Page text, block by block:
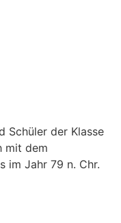
Schüler der Klasse
mit dem
im Jahr 79 n. Chr.